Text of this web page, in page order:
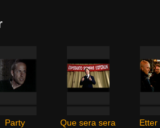
Party Que sera sera Etter